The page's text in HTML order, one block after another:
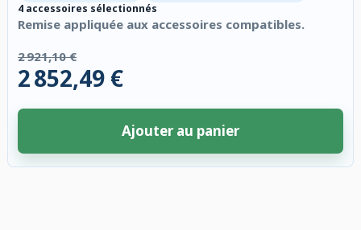
4 accessoires sélectionnés
Remise appliquée aux accessoires compatibles.
2 921,10 €
2 852,49 €
Ajouter au panier